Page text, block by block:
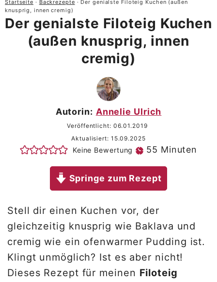
Startseite · Backrezepte · Der genialste Filoteig Kuchen (außen
knusprig, innen cremig)
Der genialste Filoteig Kuchen
(außen knusprig, innen
cremig)
Autorin: Annelie Ulrich
Veröffentlicht: 06.01.2019
Aktualisiert: 15.09.2025
Keine Bewertung 55 Minuten
Minuten
Springe zum Rezept
Stell dir einen Kuchen vor, der
gleichzeitig knusprig wie Baklava und
cremig wie ein ofenwarmer Pudding ist.
Klingt unmöglich? Ist es aber nicht!
Dieses Rezept für meinen Filoteig